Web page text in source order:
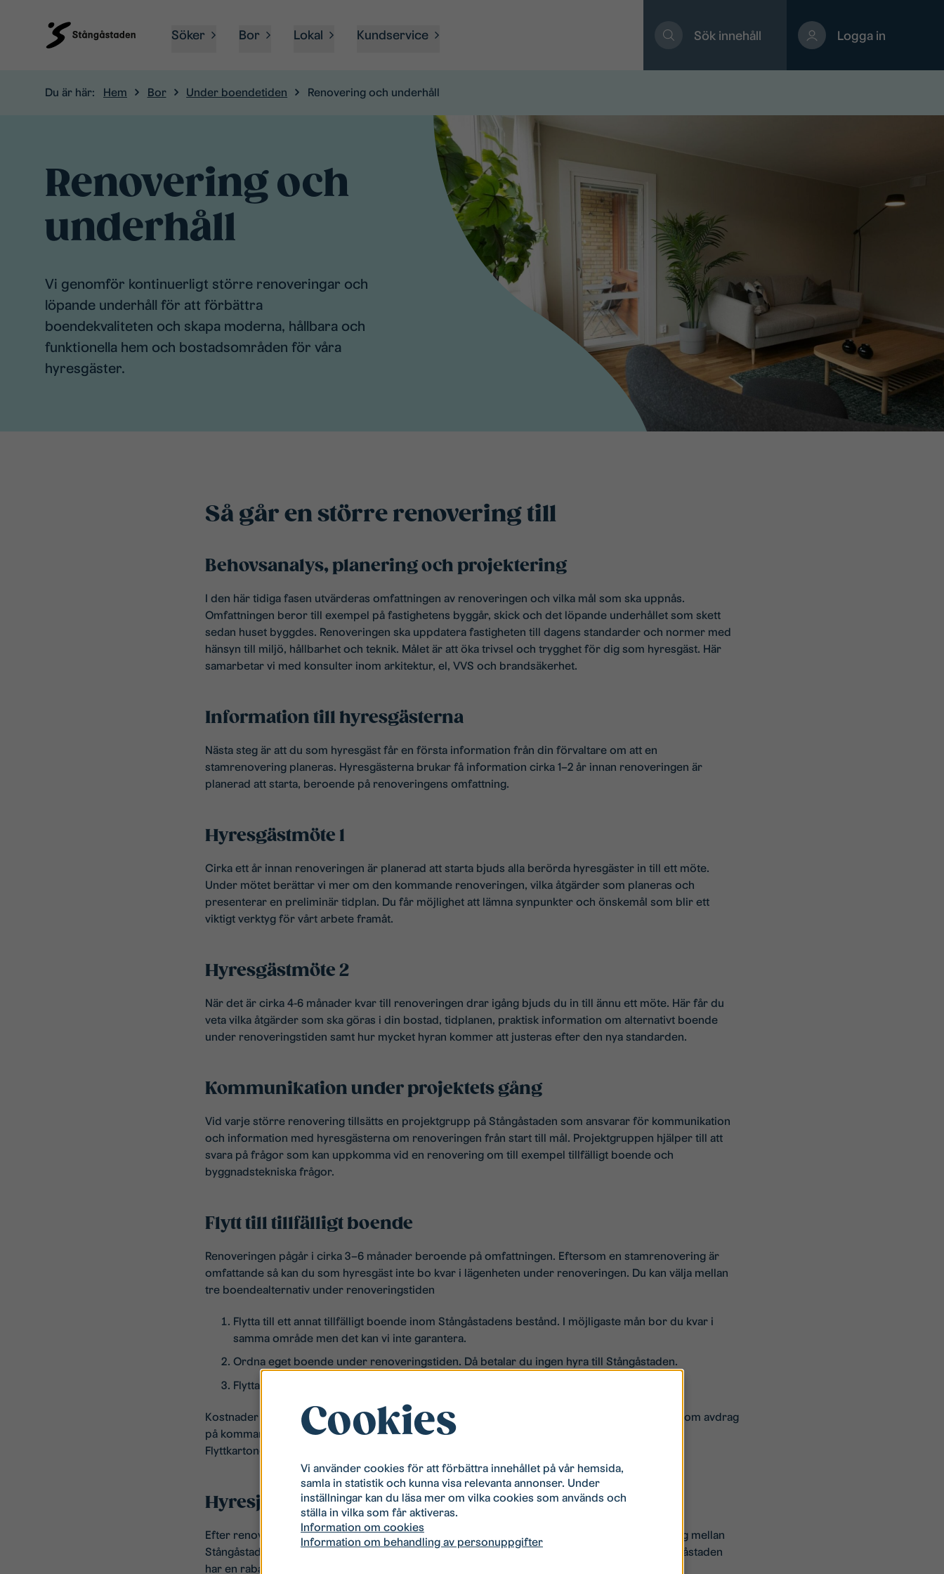
Söker Bor Lokal Kundservice Sök innehåll Logga in
Du är här: Hem Bor Under boendetiden Renovering och underhåll
Renovering och
underhåll
Vi genomför kontinuerligt större renoveringar och
löpande underhåll för att förbättra
boendekvaliteten och skapa moderna, hållbara och
funktionella hem och bostadsområden för våra
hyresgäster.
Så går en större renovering till
Behovsanalys, planering och projektering
I den här tidiga fasen utvärderas omfattningen av renoveringen och vilka mål som ska uppnås.
Omfattningen beror till exempel på fastighetens byggår, skick och det löpande underhållet som skett
sedan huset byggdes. Renoveringen ska uppdatera fastigheten till dagens standarder och normer med
hänsyn till miljö, hållbarhet och teknik. Målet är att öka trivsel och trygghet för dig som hyresgäst. Här
samarbetar vi med konsulter inom arkitektur, el, VVS och brandsäkerhet.
Information till hyresgästerna
Nästa steg är att du som hyresgäst får en första information från din förvaltare om att en
stamrenovering planeras. Hyresgästerna brukar få information cirka 1–2 år innan renoveringen är
planerad att starta, beroende på renoveringens omfattning.
Hyresgästmöte 1
Cirka ett år innan renoveringen är planerad att starta bjuds alla berörda hyresgäster in till ett möte.
Under mötet berättar vi mer om den kommande renoveringen, vilka åtgärder som planeras och
presenterar en preliminär tidplan. Du får möjlighet att lämna synpunkter och önskemål som blir ett
viktigt verktyg för vårt arbete framåt.
Hyresgästmöte 2
När det är cirka 4-6 månader kvar till renoveringen drar igång bjuds du in till ännu ett möte. Här får du
veta vilka åtgärder som ska göras i din bostad, tidplanen, praktisk information om alternativt boende
under renoveringstiden samt hur mycket hyran kommer att justeras efter den nya standarden.
Kommunikation under projektets gång
Vid varje större renovering tillsätts en projektgrupp på Stångåstaden som ansvarar för kommunikation
och information med hyresgästerna om renoveringen från start till mål. Projektgruppen hjälper till att
svara på frågor som kan uppkomma vid en renovering om till exempel tillfälligt boende och
byggnadstekniska frågor.
Flytt till tillfälligt boende
Renoveringen pågår i cirka 3–6 månader beroende på omfattningen. Eftersom en stamrenovering är
omfattande så kan du som hyresgäst inte bo kvar i lägenheten under renoveringen. Du kan välja mellan
tre boendealternativ under renoveringstiden
Flytta till ett annat tillfälligt boende inom Stångåstadens bestånd. I möjligaste mån bor du kvar i
samma område men det kan vi inte garantera.
Ordna eget boende under renoveringstiden. Då betalar du ingen hyra till Stångåstaden.
Flytta permanent till annat boende och säga upp lägenheten.
Kostnader för flytt, exempelvis adressändring och flytt av el-abonnemang, ersätts mot kvitto som avdrag
på kommande hyra. Stångåstaden samarbetar med en flyttfirma som hjälper dig med flytten.
Flyttkartonger levereras i god tid innan flytten.
Hyresjustering
Efter renoveringen höjs standarden i din lägenhet. Den nya hyran beräknas genom förhandling mellan
Stångåstaden och Hyresgästföreningen och presenteras vid det andra hyresgästmötet. Stångåstaden
har en rabattrappa vilket innebär att hyreshöjningen sker successivt under flera års tid.
Cookies
Vi använder cookies för att förbättra innehållet på vår hemsida,
samla in statistik och kunna visa relevanta annonser. Under
inställningar kan du läsa mer om vilka cookies som används och
ställa in vilka som får aktiveras.
Information om cookies
Information om behandling av personuppgifter